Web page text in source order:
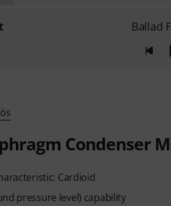
Ballad
Condenser
Cardioid
pressure level) capability